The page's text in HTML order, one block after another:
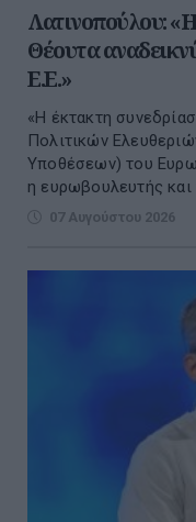
Λατινοπούλου:
Θέουτα
Ε.Ε.»
«Η έκτακτη
Πολιτικών
Υποθέσεων) του
η ευρωβουλευτής
07 Αυγούστου 2026